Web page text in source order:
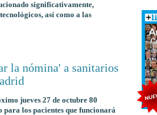
significativamente,
así como a las
la nómina' a sanitarios
jueves 27 de octubre 80
los pacientes que funcionará